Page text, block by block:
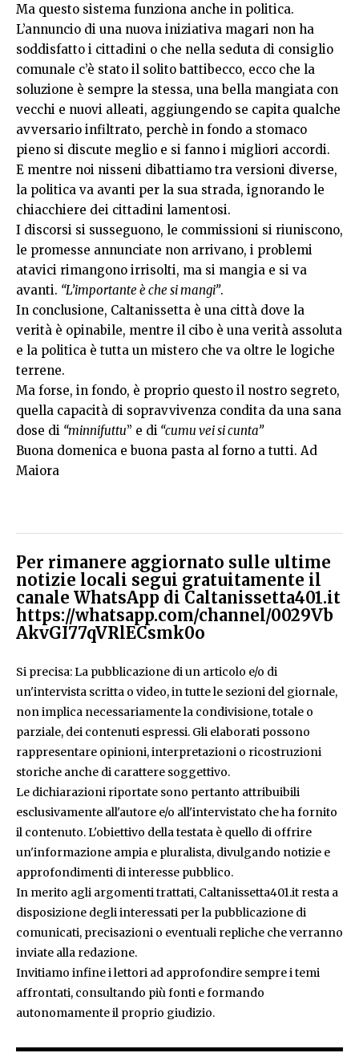
Ma questo sistema funziona anche in politica.
L’annuncio di una nuova iniziativa magari non ha
soddisfatto i cittadini o che nella seduta di consiglio
comunale c’è stato il solito battibecco, ecco che la
soluzione è sempre la stessa, una bella mangiata con
vecchi e nuovi alleati, aggiungendo se capita qualche
avversario infiltrato, perchè in fondo a stomaco
pieno si discute meglio e si fanno i migliori accordi.
E mentre noi nisseni dibattiamo tra versioni diverse,
la politica va avanti per la sua strada, ignorando le
chiacchiere dei cittadini lamentosi.
I discorsi si susseguono, le commissioni si riuniscono,
le promesse annunciate non arrivano, i problemi
atavici rimangono irrisolti, ma si mangia e si va
avanti. “L’importante è che si mangi”.
In conclusione, Caltanissetta è una città dove la
verità è opinabile, mentre il cibo è una verità assoluta
e la politica è tutta un mistero che va oltre le logiche
terrene.
Ma forse, in fondo, è proprio questo il nostro segreto,
quella capacità di sopravvivenza condita da una sana
dose di “minnifuttu” e di “cumu vei si cunta”
Buona domenica e buona pasta al forno a tutti. Ad
Maiora
Per rimanere aggiornato sulle ultime
notizie locali segui gratuitamente il
canale WhatsApp di Caltanissetta401.it
https://whatsapp.com/channel/0029Vb
AkvGI77qVRlECsmk0o
Si precisa: La pubblicazione di un articolo e/o di
un'intervista scritta o video, in tutte le sezioni del giornale,
non implica necessariamente la condivisione, totale o
parziale, dei contenuti espressi. Gli elaborati possono
rappresentare opinioni, interpretazioni o ricostruzioni
storiche anche di carattere soggettivo.
Le dichiarazioni riportate sono pertanto attribuibili
esclusivamente all'autore e/o all'intervistato che ha fornito
il contenuto. L'obiettivo della testata è quello di offrire
un'informazione ampia e pluralista, divulgando notizie e
approfondimenti di interesse pubblico.
In merito agli argomenti trattati, Caltanissetta401.it resta a
disposizione degli interessati per la pubblicazione di
comunicati, precisazioni o eventuali repliche che verranno
inviate alla redazione.
Invitiamo infine i lettori ad approfondire sempre i temi
affrontati, consultando più fonti e formando
autonomamente il proprio giudizio.